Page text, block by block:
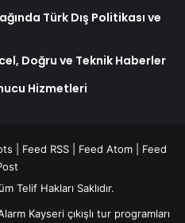
Türk Dış Politikası ve
Doğru ve Teknik Haberler
Hizmetleri
Feed RSS Feed Atom
Feed
Telif Hakları Saklıdır.
Kayseri çıkışlı tur programları